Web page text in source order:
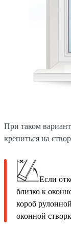
При таком
крепиться на
Если
близко к
короб
оконной